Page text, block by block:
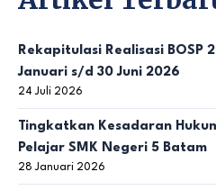
Rekapitulasi Realisasi BOSP
Januari s/d 30 Juni 2026
24 Juli 2026
Tingkatkan Kesadaran
Pelajar SMK Negeri 5 Batam
28 Januari 2026